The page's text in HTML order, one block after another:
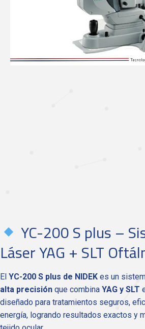
YC-200 S plus –
Láser YAG + SLT
El YC-200 S plus de NIDEK es un
alta precisión que combina YAG y SLT
diseñado para tratamientos seguros,
energía, logrando resultados exactos y